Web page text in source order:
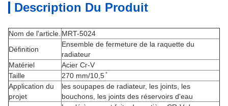
Description Du Produit
Nom de l'article. MRT-5024
Définition
Ensemble de fermeture de la raquette du
radiateur
Matériel
Acier Cr-V
Taille
270 mm/10,5 ̊
Application du
projet
les soupapes de radiateur, les joints, les
bouchons, les joints des réservoirs d'eau